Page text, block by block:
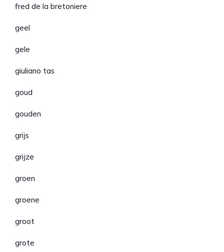
fred de la bretoniere
geel
gele
giuliano tas
goud
gouden
grijs
grijze
groen
groene
groot
grote